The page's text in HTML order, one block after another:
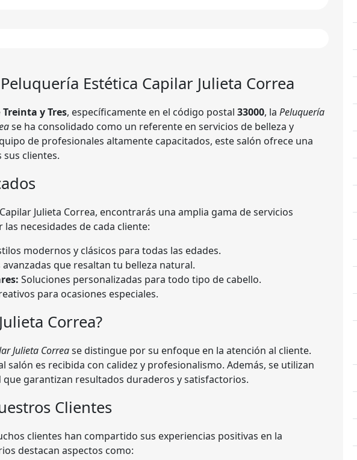
Estética Capilar Julieta Correa
Treinta y Tres, específicamente en el código postal 33000, la Peluquería
se ha consolidado como un referente en servicios de belleza y
de profesionales altamente capacitados, este salón ofrece una
sus clientes.
Julieta Correa, encontrarás una amplia gama de servicios
necesidades de cada cliente:
modernos y clásicos para todas las edades.
avanzadas que resaltan tu belleza natural.
Soluciones personalizadas para todo tipo de cabello.
para ocasiones especiales.
Correa?
Julieta Correase distingue por su enfoque en la atención al cliente.
salón es recibida con calidez y profesionalismo. Además, se utilizan
garantizan resultados duraderos y satisfactorios.
Clientes
clientes han compartido sus experiencias positivas en la
destacan aspectos como: